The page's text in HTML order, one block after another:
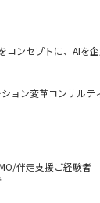
ンセプトに、AIを
ョン変革コンサルテ
ントの自走を志向
クライアントの
用による業務の
長も両立できる仕組
伴走支援ご経験者